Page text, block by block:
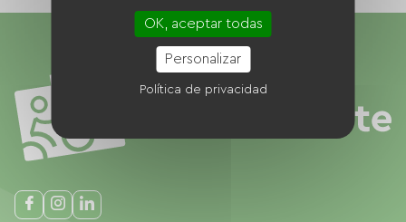
OK, aceptar todas
Personalizar
Política de privacidad